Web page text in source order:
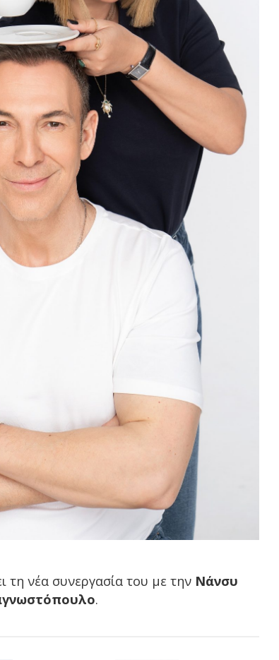
νέα συνεργασία του με την Νάνσυ
.